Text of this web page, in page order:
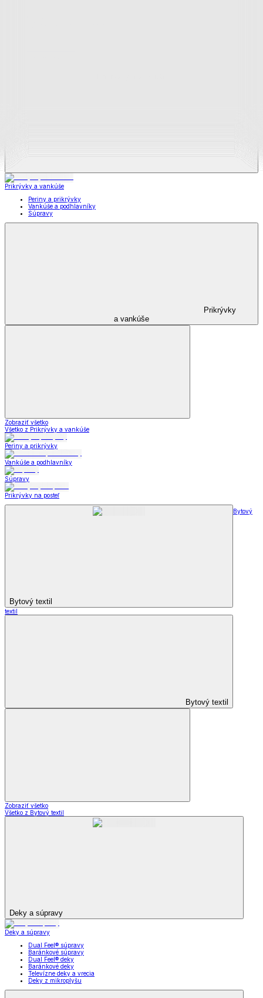
Prikrývky a vankúše
Periny a prikrývky
Vankúše a podhlavníky
Súpravy
Prikrývky
a vankúše
Zobraziť všetko
Všetko z Prikrývky a vankúše
Periny a prikrývky
Vankúše a podhlavníky
Súpravy
Prikrývky na posteľ
Bytový textil
Bytový
textil
Bytový textil
Zobraziť všetko
Všetko z Bytový textil
Deky a súpravy
Deky a súpravy
Dual Feel® súpravy
Baránkové súpravy
Dual Feel® deky
Baránkové deky
Televízne deky a vrecia
Deky z mikroplyšu